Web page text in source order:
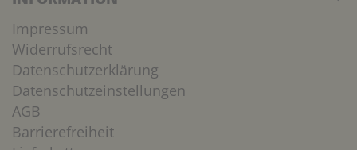
Impressum
Widerrufsrecht
Datenschutzerklärung
Datenschutzeinstellungen
AGB
Barrierefreiheit